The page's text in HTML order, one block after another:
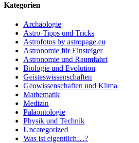
Kategorien
Archäologie
Astro-Tipps und Tricks
Astrofotos by astropage.eu
Astronomie für Einsteiger
Astronomie und Raumfahrt
Biologie und Evolution
Geisteswissenschaften
Geowissenschaften und Klima
Mathematik
Medizin
Paläontologie
Physik und Technik
Uncategorized
Was ist eigentlich…?